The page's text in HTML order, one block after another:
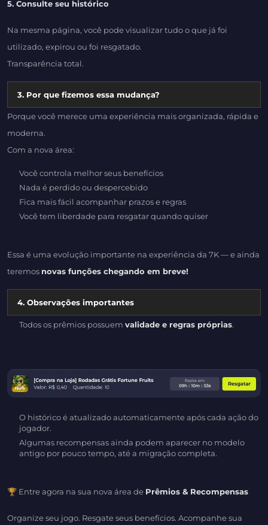
5. Consulte seu histórico
Na mesma página, você pode visualizar tudo o que já foi
utilizado, expirou ou foi resgatado.
Transparência total.
3. Por que fizemos essa mudança?
Porque você merece uma experiência mais organizada, rápida e
moderna.
Com a nova área:
Você controla melhor seus benefícios
Nada é perdido ou despercebido
Fica mais fácil acompanhar prazos e regras
Você tem liberdade para resgatar quando quiser
Essa é uma evolução importante na experiência da 7K — e ainda
teremos novas funções chegando em breve!
4. Observações importantes
Todos os prêmios possuem validade e regras próprias.
O histórico é atualizado automaticamente após cada ação do
jogador.
Algumas recompensas ainda podem aparecer no modelo
antigo por pouco tempo, até a migração completa.
🏆 Entre agora na sua nova área de Prêmios & Recompensas
Organize seu jogo. Resgate seus benefícios. Acompanhe sua